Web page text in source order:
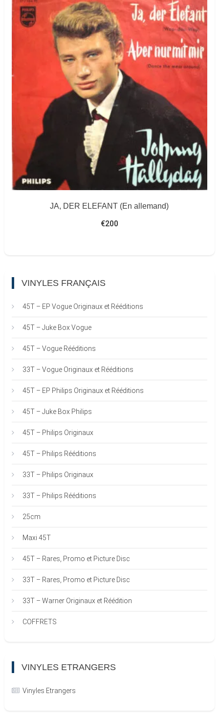
JA, DER ELEFANT (En allemand)
€200
VINYLES FRANÇAIS
45T – EP Vogue Originaux et Rééditions
45T – Juke Box Vogue
45T – Vogue Rééditions
33T – Vogue Originaux et Rééditions
45T – EP Philips Originaux et Rééditions
45T – Juke Box Philips
45T – Philips Originaux
45T – Philips Rééditions
33T – Philips Originaux
33T – Philips Rééditions
25cm
Maxi 45T
45T – Rares, Promo et Picture Disc
33T – Rares, Promo et Picture Disc
33T – Warner Originaux et Réédition
COFFRETS
VINYLES ETRANGERS
Vinyles Etrangers